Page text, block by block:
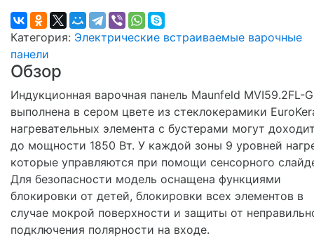
Категория: Электрические встраиваемые варочные
панели
Обзор
Индукционная варочная панель Maunfeld MVI59.2FL-
выполнена в сером цвете из стеклокерамики
нагревательных элемента с бустерами могут
до мощности 1850 Вт. У каждой зоны 9 уровней
которые управляются при помощи сенсорного
Для безопасности модель оснащена функциями
блокировки от детей, блокировки всех элементов в
случае мокрой поверхности и защиты от
подключения полярности на входе.